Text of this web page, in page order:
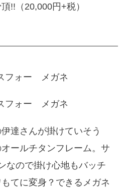
!!（20,000円+税）
達さんが掛けていそう
ールチタンフレーム。サ
なので掛け心地もバッチ
てに変身？できるメガネ